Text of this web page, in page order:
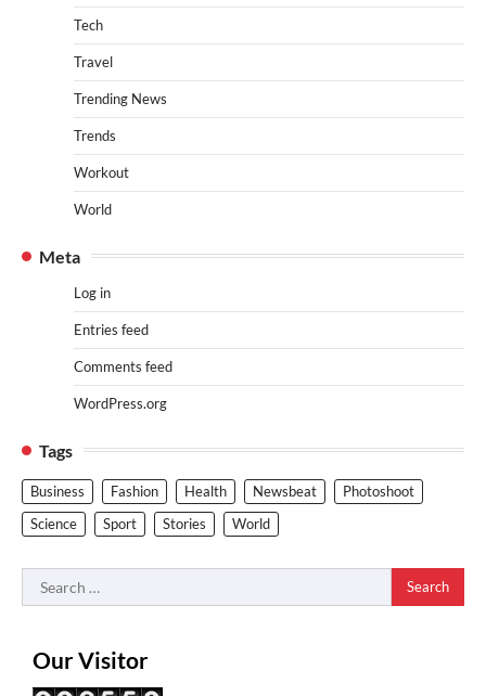
Tech
Travel
Trending News
Trends
Workout
World
Meta
Log in
Entries feed
Comments feed
WordPress.org
Tags
Business Fashion Health Newsbeat
Photoshoot
Science
Sport Stories World
Search
for:
Our Visitor